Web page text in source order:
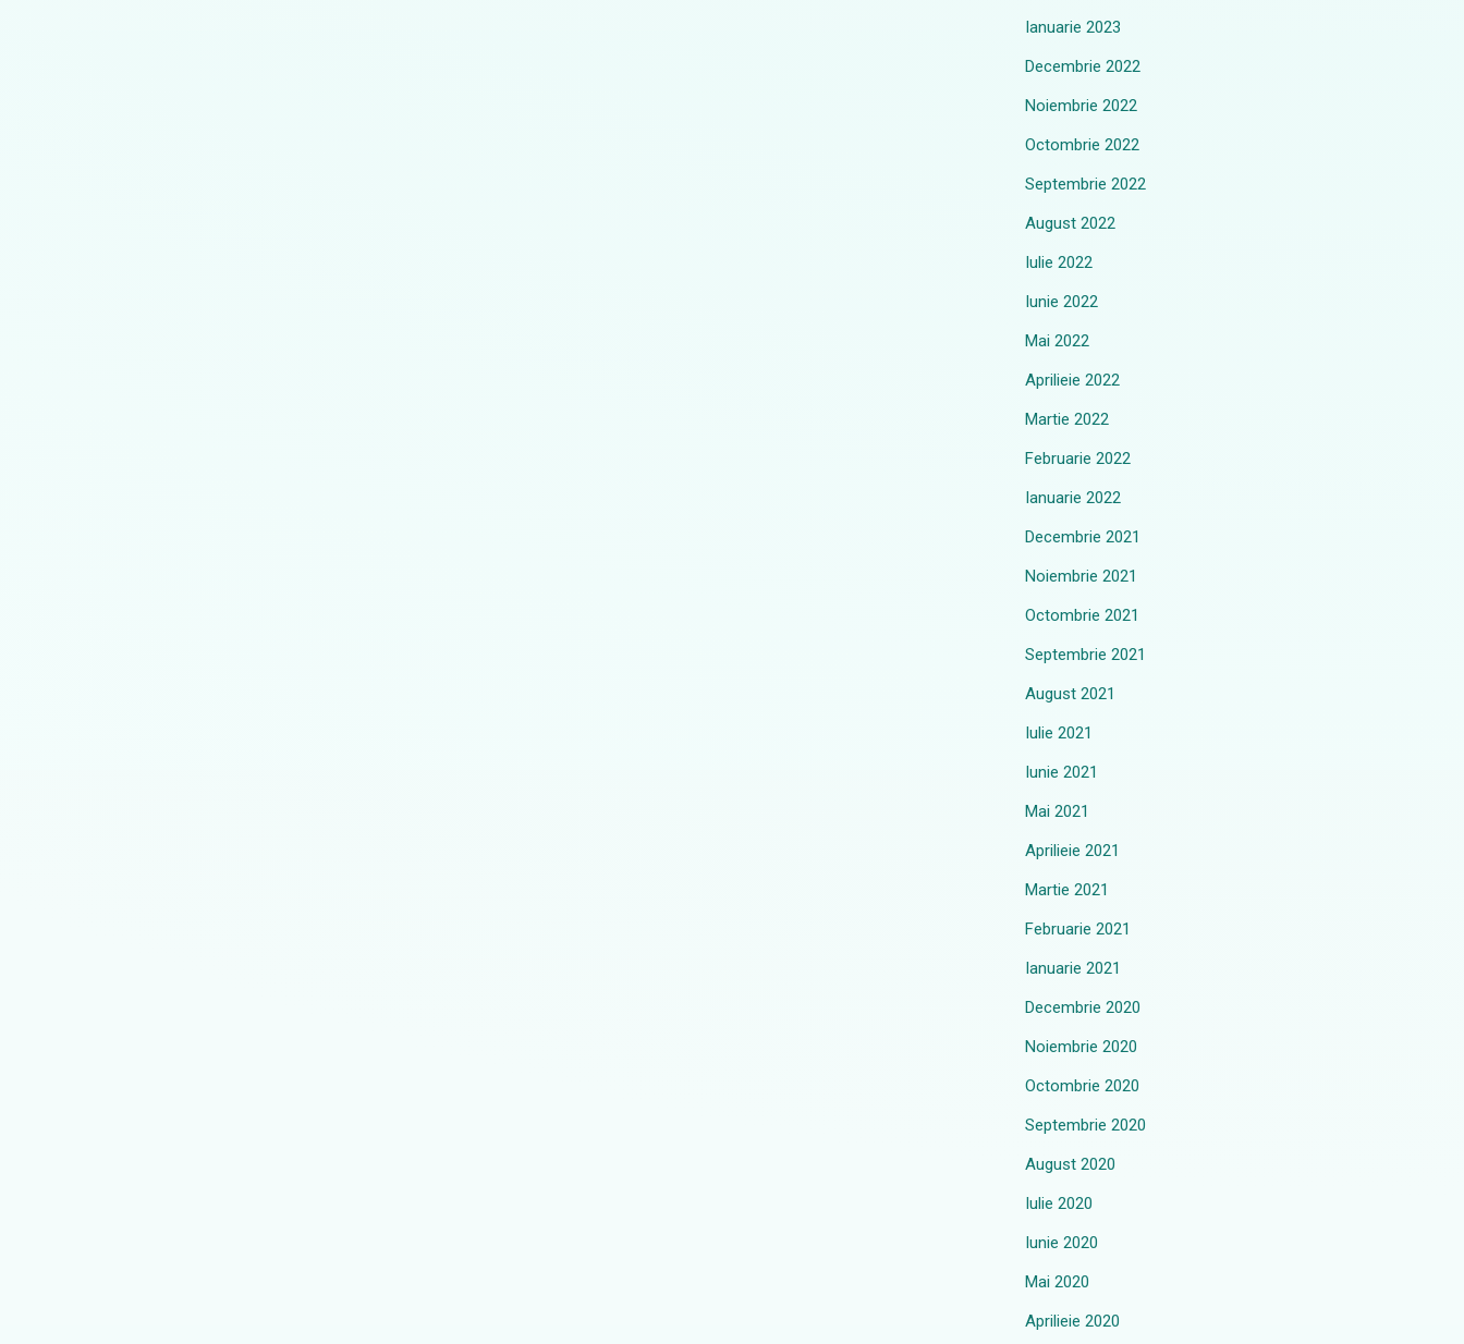
Ianuarie 2023
Decembrie 2022
Noiembrie 2022
Octombrie 2022
Septembrie 2022
August 2022
Iulie 2022
Iunie 2022
Mai 2022
Aprilieie 2022
Martie 2022
Februarie 2022
Ianuarie 2022
Decembrie 2021
Noiembrie 2021
Octombrie 2021
Septembrie 2021
August 2021
Iulie 2021
Iunie 2021
Mai 2021
Aprilieie 2021
Martie 2021
Februarie 2021
Ianuarie 2021
Decembrie 2020
Noiembrie 2020
Octombrie 2020
Septembrie 2020
August 2020
Iulie 2020
Iunie 2020
Mai 2020
Aprilieie 2020